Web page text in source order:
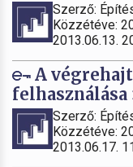
Szerző:
Közzétéve:
2013.06.13.
A
felhasználása
Szerző:
Közzétéve:
2013.06.17.